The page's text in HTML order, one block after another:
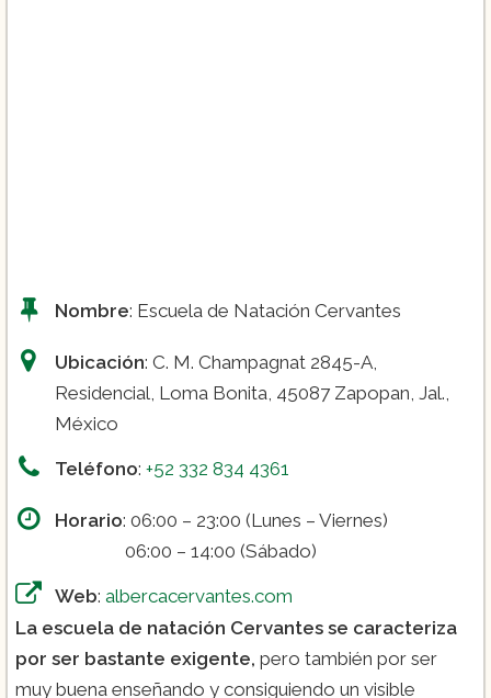
Nombre: Escuela de Natación Cervantes
Ubicación: C. M. Champagnat 2845-A,
Residencial, Loma Bonita, 45087 Zapopan, Jal.,
México
Teléfono: +52 332 834 4361
Horario: 06:00 – 23:00 (Lunes – Viernes)
06:00 – 14:00 (Sábado)
Web: albercacervantes.com
La escuela de natación Cervantes se caracteriza
por ser bastante exigente, pero también por ser
muy buena enseñando y consiguiendo un visible